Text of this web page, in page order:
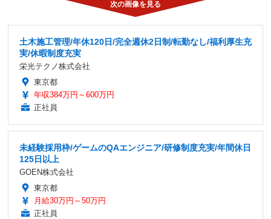
土木施工管理/年休120日/完全週休2日制/転勤なし/福利厚生充
実/休暇制度充実
栄光テクノ株式会社
東京都
年収384万円～600万円
正社員
未経験採用枠/ゲームのQAエンジニア/研修制度充実/年間休日
125日以上
GOEN株式会社
東京都
月給30万円～50万円
正社員